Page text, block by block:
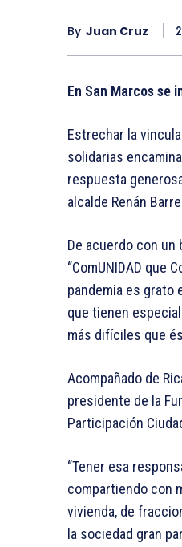
By Juan Cruz
En San Marcos se
Estrechar la
solidarias
respuesta
alcalde Renán
De acuerdo con un
“ComUNIDAD que
pandemia es grato
que tienen
más difíciles que
Acompañado de
presidente de la
Participación
“Tener esa
compartiendo con
vivienda, de
la sociedad gran